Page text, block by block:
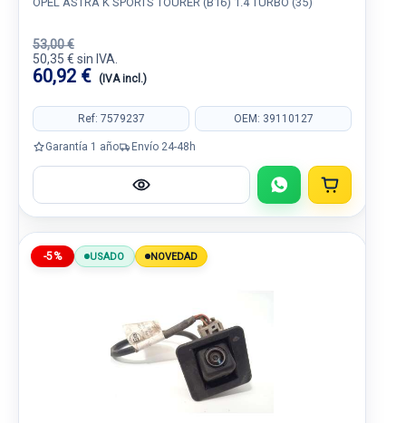
53,00 €
50,35 € sin IVA.
60,92 € (IVA incl.)
Ref: 7579237 OEM: 39110127
Garantía 1 año Envío 24-48h
-5% USADO NOVEDAD